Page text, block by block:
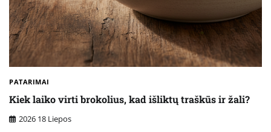
PATARIMAI
Kiek laiko virti brokolius, kad išliktų traškūs ir žali?
2026 18 Liepos